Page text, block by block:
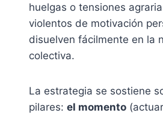
huelgas o tensiones
violentos de motivación
disuelven fácilmente en la
colectiva.
La estrategia se sostiene
pilares: el momento